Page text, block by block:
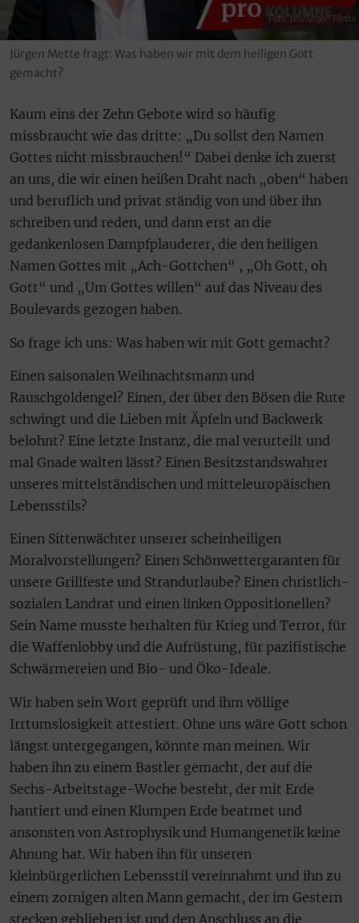
Foto: pro/Jürgen Mette
Jürgen Mette fragt: Was haben wir mit dem heiligen Gott
gemacht?
Kaum eins der Zehn Gebote wird so häufig
missbraucht wie das dritte: „Du sollst den Namen
Gottes nicht missbrauchen!“ Dabei denke ich zuerst
an uns, die wir einen heißen Draht nach „oben“ haben
und beruflich und privat ständig von und über ihn
schreiben und reden, und dann erst an die
gedankenlosen Dampfplauderer, die den heiligen
Namen Gottes mit „Ach-Gottchen“ , „Oh Gott, oh
Gott“ und „Um Gottes willen“ auf das Niveau des
Boulevards gezogen haben.
So frage ich uns: Was haben wir mit Gott gemacht?
Einen saisonalen Weihnachtsmann und
Rauschgoldengel? Einen, der über den Bösen die Rute
schwingt und die Lieben mit Äpfeln und Backwerk
belohnt? Eine letzte Instanz, die mal verurteilt und
mal Gnade walten lässt? Einen Besitzstandswahrer
unseres mittelständischen und mitteleuropäischen
Lebensstils?
Einen Sittenwächter unserer scheinheiligen
Moralvorstellungen? Einen Schönwettergaranten für
unsere Grillfeste und Strandurlaube? Einen christlich-
sozialen Landrat und einen linken Oppositionellen?
Sein Name musste herhalten für Krieg und Terror, für
die Waffenlobby und die Aufrüstung, für pazifistische
Schwärmereien und Bio- und Öko-Ideale.
Wir haben sein Wort geprüft und ihm völlige
Irrtumslosigkeit attestiert. Ohne uns wäre Gott schon
längst untergegangen, könnte man meinen. Wir
haben ihn zu einem Bastler gemacht, der auf die
Sechs-Arbeitstage-Woche besteht, der mit Erde
hantiert und einen Klumpen Erde beatmet und
ansonsten von Astrophysik und Humangenetik keine
Ahnung hat. Wir haben ihn für unseren
kleinbürgerlichen Lebensstil vereinnahmt und ihn zu
einem zornigen alten Mann gemacht, der im Gestern
stecken geblieben ist und den Anschluss an die